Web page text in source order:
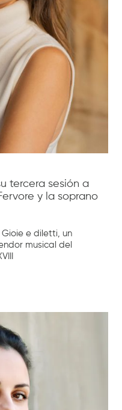
tercera sesión a
y la soprano
e diletti, un
musical del